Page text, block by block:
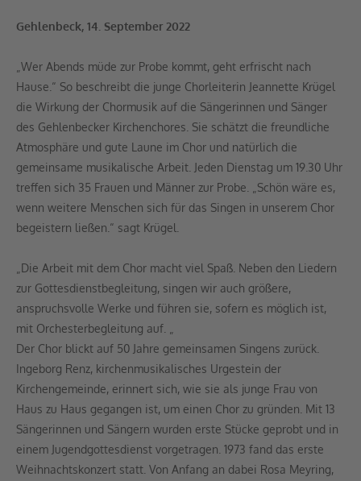
Gehlenbeck, 14. September 2022
„Wer Abends müde zur Probe kommt, geht erfrischt nach
Hause.“ So beschreibt die junge Chorleiterin Jeannette Krügel
die Wirkung der Chormusik auf die Sängerinnen und Sänger
des Gehlenbecker Kirchenchores. Sie schätzt die freundliche
Atmosphäre und gute Laune im Chor und natürlich die
gemeinsame musikalische Arbeit. Jeden Dienstag um 19.30 Uhr
treffen sich 35 Frauen und Männer zur Probe. „Schön wäre es,
wenn weitere Menschen sich für das Singen in unserem Chor
begeistern ließen.“ sagt Krügel.
„Die Arbeit mit dem Chor macht viel Spaß. Neben den Liedern
zur Gottesdienstbegleitung, singen wir auch größere,
anspruchsvolle Werke und führen sie, sofern es möglich ist,
mit Orchesterbegleitung auf. „
Der Chor blickt auf 50 Jahre gemeinsamen Singens zurück.
Ingeborg Renz, kirchenmusikalisches Urgestein der
Kirchengemeinde, erinnert sich, wie sie als junge Frau von
Haus zu Haus gegangen ist, um einen Chor zu gründen. Mit 13
Sängerinnen und Sängern wurden erste Stücke geprobt und in
einem Jugendgottesdienst vorgetragen. 1973 fand das erste
Weihnachtskonzert statt. Von Anfang an dabei Rosa Meyring,